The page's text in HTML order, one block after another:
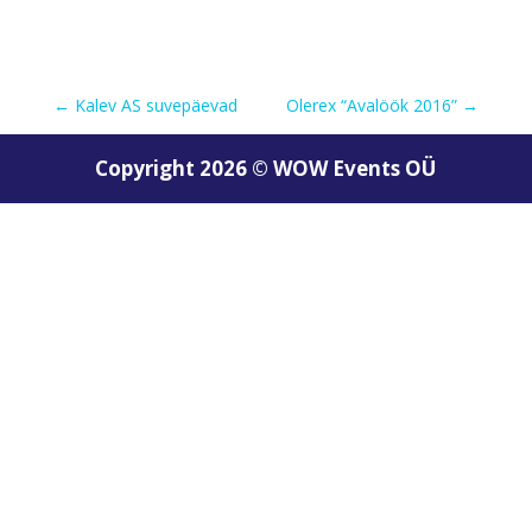
← Kalev AS suvepäevad Olerex “Avalöök 2016” →
Copyright 2026 © WOW Events OÜ